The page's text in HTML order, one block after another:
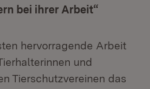
bei ihrer Arbeit“
hervorragende Arbeit
und
Tierschutzvereinen das